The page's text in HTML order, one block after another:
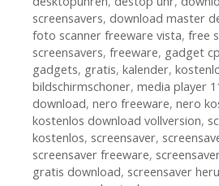
screensavers, download master
foto scanner freeware vista, free
screensavers, freeware, gadget
gadgets, gratis, kalender,
bildschirmschoner, media player
download, nero freeware, nero
kostenlos download vollversion,
kostenlos, screensaver,
screensaver freeware,
gratis download, screensaver